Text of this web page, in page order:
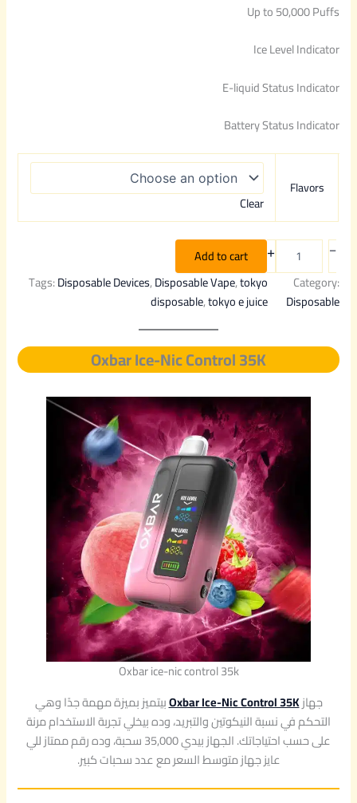
5
on
mer
s
Up to 50,000 Puffs
Ice Level Indicator
E-liquid Status Indicator
Battery Status Indicator
Flavors
Clear
–
+
Add to cart
Category:
Disposable
Tags:Disposable Devices, Disposable Vape, tokyo
disposable, tokyo e juice
Oxbar Ice-Nic Control 35K
Oxbar ice-nic control 35k
جهازOxbar Ice-Nic Control 35Kبيتميز بميزة مهمة جدًا وهي
التحكم في نسبة النيكوتين والتبريد، وده بيخلي تجربة الاستخدام مرنة
على حسب احتياجاتك. الجهاز بيدي 35,000 سحبة، وده رقم ممتاز للي
عايز جهاز متوسط السعر مع عدد سحبات كبير.